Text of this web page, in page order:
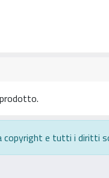
e tutti i diritti